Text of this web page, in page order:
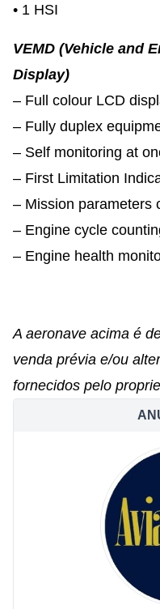
• 1 HSI
VEMD (Vehicle and
Display)
– Full colour LCD
– Fully duplex
– Self monitoring at
– First Limitation
– Mission parameters
– Engine cycle
– Engine health
A aeronave acima é
venda prévia e/ou
fornecidos pelo